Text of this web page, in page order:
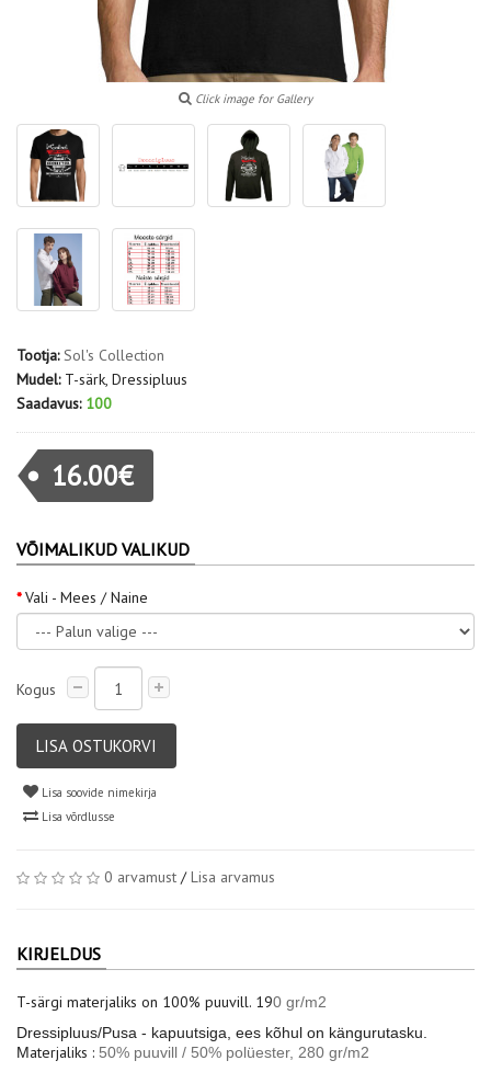
Click image for Gallery
Tootja: Sol's Collection
Mudel: T-särk, Dressipluus
Saadavus: 100
16.00€
VÕIMALIKUD VALIKUD
Vali - Mees / Naine
Kogus
LISA OSTUKORVI
Lisa soovide nimekirja
Lisa võrdlusse
0 arvamust /Lisa arvamus
KIRJELDUS
T-särgi materjaliks on 100% puuvill. 190 gr/m2
Dressipluus/Pusa - kapuutsiga, ees kõhul on kängurutasku.
Materjaliks : 50% puuvill / 50% polüester, 280 gr/m2